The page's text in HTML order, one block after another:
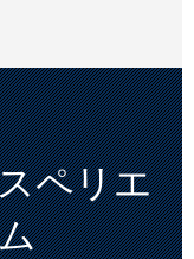
ペリエ